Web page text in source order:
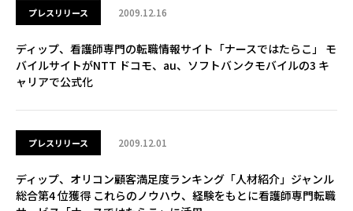
プレスリリース 2009.12.16
ディップ、看護師専門の転職情報サイト「ナースではたらこ」 モ
バイルサイトがNTT ドコモ、au、ソフトバンクモバイルの3 キ
ャリアで公式化
プレスリリース 2009.12.01
ディップ、オリコン顧客満足度ランキング「人材紹介」ジャンル
総合第4 位獲得 これらのノウハウ、経験をもとに看護師専門転職